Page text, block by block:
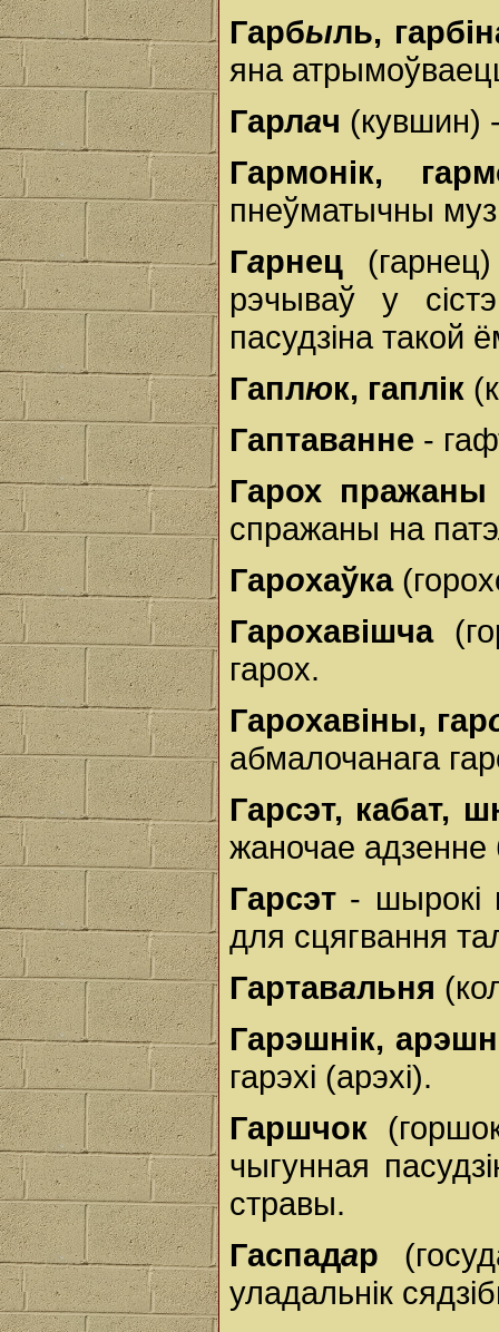
Гарбыль,
яна
Гарлач (кувшин) -
Гармонік,
пнеўматычны
Гарнец
рэчываў у
пасудзіна такой
Гаплюк, гаплік
Гаптаванне -
Гарох пражаны
спражаны на
Гарохаўка
Гарохавішча
гарох.
Гарохавіны, гар
абмалочанага
Гарсэт, кабат,
жаночае адзенне
Гарсэт - шырокі
для сцягвання
Гартавальня
Гарэшнік,
гарэхі (арэхі).
Гаршчок
чыгунная
стравы.
Гаспадар
уладальнік